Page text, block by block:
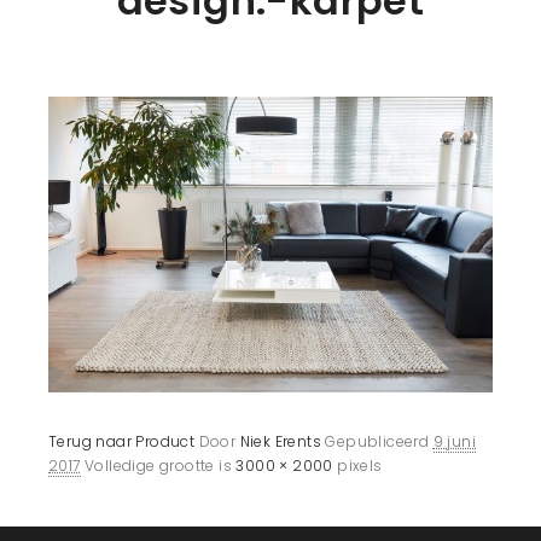
Terug naar Product Door Niek Erents Gepubliceerd 9 juni
2017 Volledige grootte is3000 × 2000 pixels